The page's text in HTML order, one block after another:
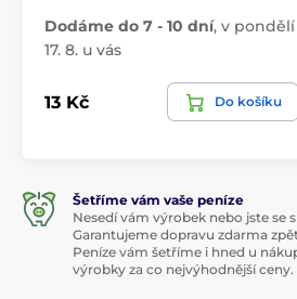
Dodáme do 7 - 10 dní, v pondělí
17. 8. u vás
13 Kč Do košíku
Šetříme vám vaše peníze
Nesedí vám výrobek nebo jste se
Garantujeme dopravu zdarma
Peníze vám šetříme i hned u
výrobky za co nejvýhodnější ceny.